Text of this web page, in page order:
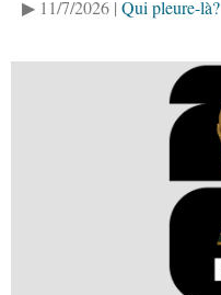
▶ 11/7/2026 | Qui pleure-là?